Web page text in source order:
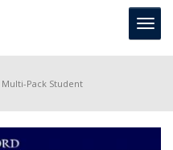
Pack Student